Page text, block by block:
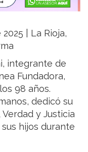
| La Rioja,
integrante de
Fundadora,
98 años.
dedicó su
y Justicia
hijos durante